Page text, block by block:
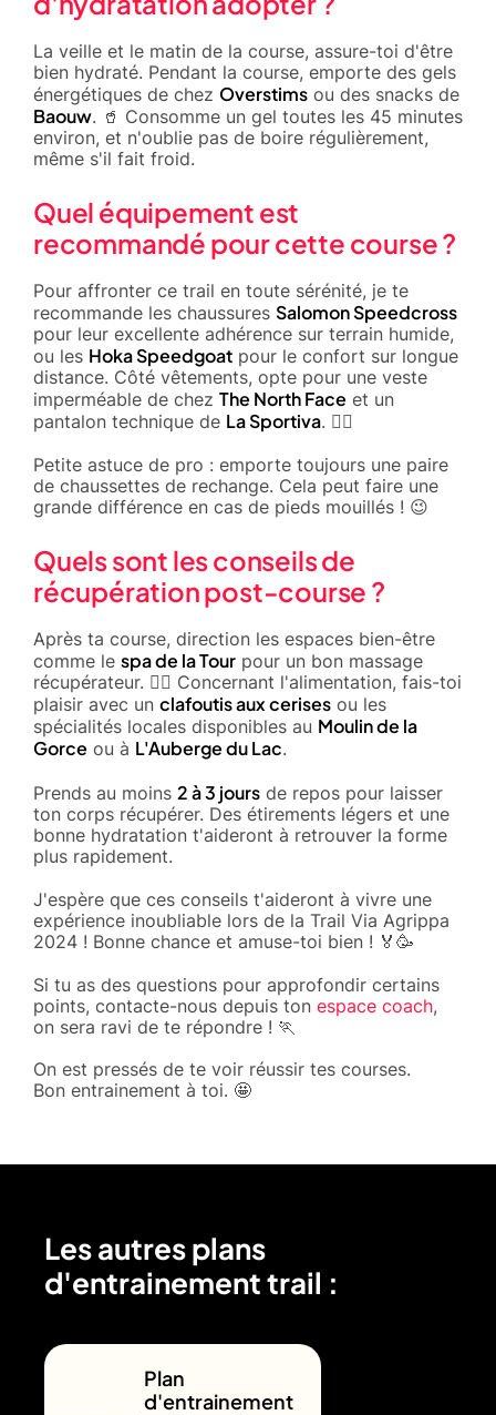
La veille et le matin de la course, assure-toi d'être
bien hydraté. Pendant la course, emporte des gels
énergétiques de chez Overstims ou des snacks de
Baouw. 🥤 Consomme un gel toutes les 45 minutes
environ, et n'oublie pas de boire régulièrement,
même s'il fait froid.
Quel équipement est
recommandé pour cette course ?
Pour affronter ce trail en toute sérénité, je te
recommande les chaussures Salomon Speedcross
pour leur excellente adhérence sur terrain humide,
ou les Hoka Speedgoat pour le confort sur longue
distance. Côté vêtements, opte pour une veste
imperméable de chez The North Face et un
pantalon technique de La Sportiva. 🏃‍♂️
Petite astuce de pro : emporte toujours une paire
de chaussettes de rechange. Cela peut faire une
grande différence en cas de pieds mouillés ! 😉
Quels sont les conseils de
récupération post-course ?
Après ta course, direction les espaces bien-être
comme le spa de la Tour pour un bon massage
récupérateur. 🧖‍♂️ Concernant l'alimentation, fais-toi
plaisir avec un clafoutis aux cerises ou les
spécialités locales disponibles au Moulin de la
Gorce ou à L'Auberge du Lac.
Prends au moins 2 à 3 jours de repos pour laisser
ton corps récupérer. Des étirements légers et une
bonne hydratation t'aideront à retrouver la forme
plus rapidement.
J'espère que ces conseils t'aideront à vivre une
expérience inoubliable lors de la Trail Via Agrippa
2024 ! Bonne chance et amuse-toi bien ! 🏅🥳
Si tu as des questions pour approfondir certains
points, contacte-nous depuis ton espace coach,
on sera ravi de te répondre ! 🏃
On est pressés de te voir réussir tes courses.
Bon entrainement à toi. 🤩
Les autres plans
d'entrainement trail :
Plan
d'entrainement